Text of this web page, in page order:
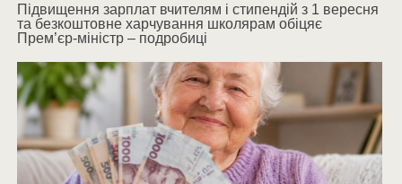
Підвищення зарплат вчителям і стипендій з 1 вересня
та безкоштовне харчування школярам обіцяє
Прем’єр-міністр – подробиці